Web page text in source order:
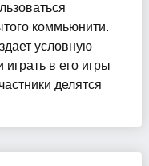
коммьюнити.
условную
в его игры
делятся